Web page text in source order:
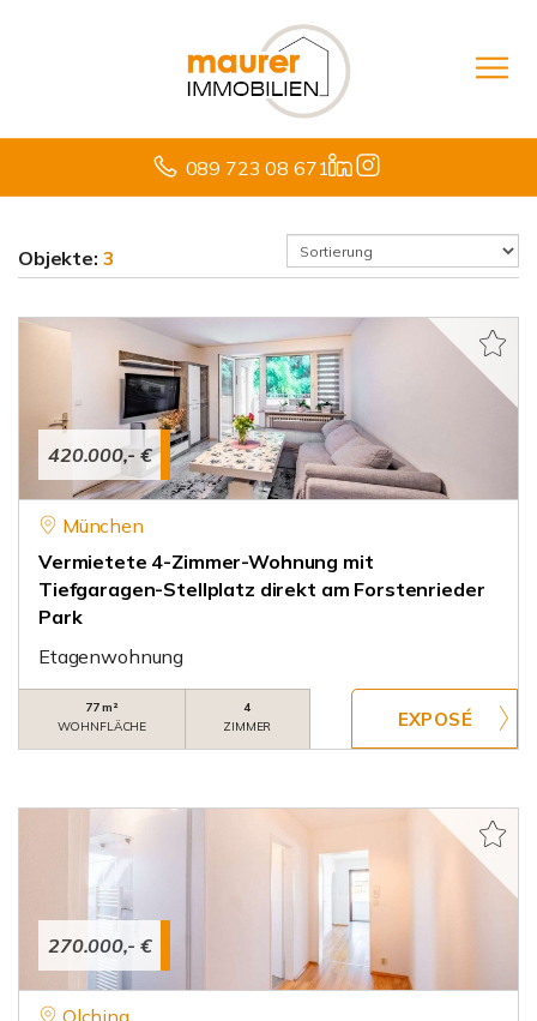
089 723 08 671
Objekte: 3
420.000,- €
München
Vermietete 4-Zimmer-Wohnung mit
Tiefgaragen-Stellplatz direkt am Forstenrieder
Park
Etagenwohnung
77 m²
WOHNFLÄCHE
4
ZIMMER
270.000,- €
Olching